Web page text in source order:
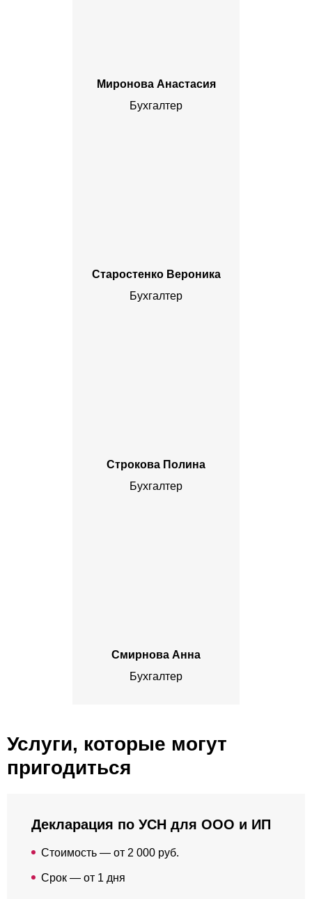
Миронова Анастасия
Бухгалтер
Старостенко Вероника
Бухгалтер
Строкова Полина
Бухгалтер
Смирнова Анна
Бухгалтер
Услуги, которые могут
пригодиться
Декларация по УСН для ООО и ИП
Стоимость — от 2 000 руб.
Срок — от 1 дня